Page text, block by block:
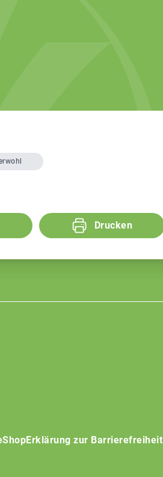
Drucken
ShopErklärung zur Barrierefreiheit